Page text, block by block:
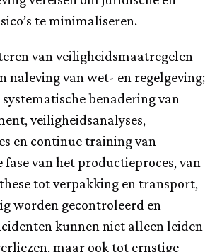
te minimaliseren.
van veiligheidsmaatregelen
naleving van wet- en regelgeving;
benadering van
veiligheidsanalyses,
en continue training van
fase van het productieproces, van
tot verpakking en transport,
worden gecontroleerd en
kunnen niet alleen leiden
maar ook tot ernstige